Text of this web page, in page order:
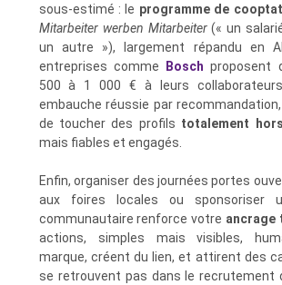
sous-estimé : le programme de
Mitarbeiter werben Mitarbeiter(« un
un autre »), largement répandu en
entreprises comme Bosch proposent
500 à 1 000 € à leurs
embauche réussie par
de toucher des profils totalement
mais fiables et engagés.
Enfin, organiser des journées portes
aux foires locales ou sponsoriser
communautaire renforce votre
actions, simples mais visibles,
marque, créent du lien, et attirent des
se retrouvent pas dans le recrutement